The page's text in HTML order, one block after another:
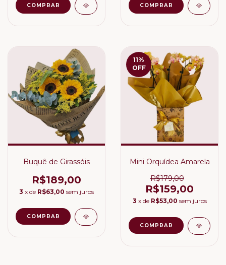
Buquê de Girassóis
R$189,00
3 x de R$63,00 sem juros
11%
OFF
Mini Orquídea Amarela
R$179,00
R$159,00
3 x de R$53,00 sem juros